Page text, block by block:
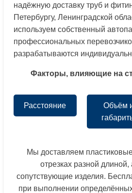
надёжную доставку труб и
Петербургу, Ленинградской
используем собственный
профессиональных
разрабатываются
Факторы, влияющие на
Расстояние
Объём
Мы доставляем
отрезках разной
сопутствующие изделия.
при выполнении